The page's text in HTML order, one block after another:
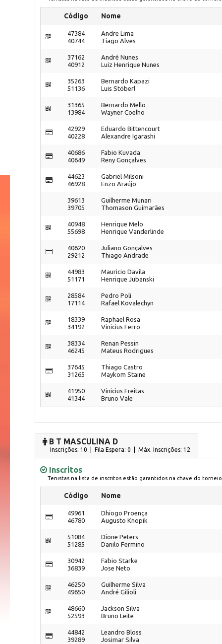
Código Nome
47384
40744
Andre Lima
Tiago Alves
37162
40912
André Nunes
Luiz Henrique Nunes
35263
51136
Bernardo Kapazi
Luis Stöberl
31365
13984
Bernardo Mello
Wayner Coelho
42929
40228
Eduardo Bittencourt
Alexandre Igarashi
40686
40649
Fabio Kuvada
Reny Gonçalves
44623
46928
Gabriel Milsoni
Enzo Araújo
39613
39705
Guilherme Munari
Thomason Guimarães
40948
55698
Henrique Melo
Henrique Vanderlinde
40620
29212
Juliano Gonçalves
Thiago Andrade
44983
51171
Mauricio Davila
Henrique Jubanski
28584
17114
Pedro Poli
Rafael Kovalechyn
18339
34192
Raphael Rosa
Vinicius Ferro
38334
46245
Renan Pessin
Mateus Rodrigues
37645
31265
Thiago Castro
Maykom Staine
41950
41344
Vinicius Freitas
Bruno Vale
B T MASCULINA D
Inscrições: 10 | Fila Espera: 0 | Máx. Inscrições: 12
Inscritos
Tenistas na lista de inscritos estão garantidos na chave do torneio
Código Nome
49961
46780
Dhiogo Proença
Augusto Knopik
51084
51285
Dione Peters
Danilo Fermino
30942
36839
Fabio Starke
Jose Neto
46250
49650
Guilherme Silva
André Gilioli
48660
52593
Jackson Silva
Bruno Leite
44842
39289
Leandro Bloss
Josimar Silva